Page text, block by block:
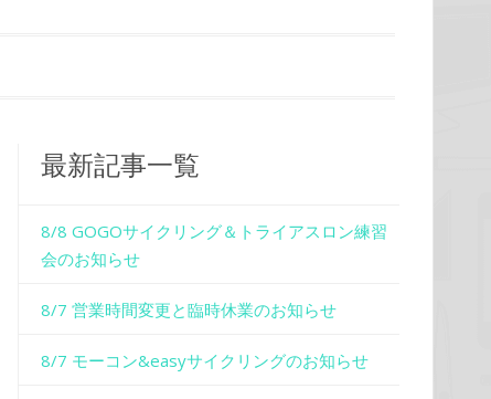
最新記事一覧
8/8 GOGOサイクリング＆トライアスロン練習
会のお知らせ
8/7 営業時間変更と臨時休業のお知らせ
8/7 モーコン&easyサイクリングのお知らせ